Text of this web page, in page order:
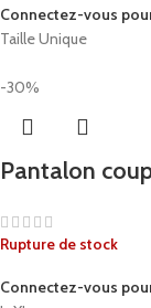
Connectez-vous
Taille Unique
-30%
Pantalon
Rupture de stock
Connectez-vous